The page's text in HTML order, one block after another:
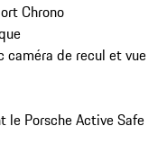
Chrono
caméra de recul et vue
Porsche Active Safe